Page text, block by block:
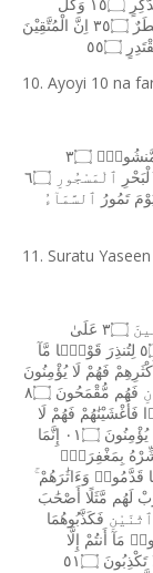
١٥۝ وَكُلُّ
٣٥۝ اِنَّ
الْمُتَّقِيْنَ
٥٥۝
10. Ayoyi 10 na
٣۝
ٱلْمَسْجُورِ ٦۝
تَمُورُ ٱلسَّمَآءُ
11. Suratu
٣۝ عَلَىٰ
لِتُنذِرَ قَوْمًۭا مَّآ
أَكْثَرِهِمْ فَهُمْ لَا يُؤْمِنُونَ
فَهُم مُّقْمَحُونَ ٨۝
فَأَغْشَيْنَٰهُمْ فَهُمْ لَا
يُؤْمِنُونَ ٠١۝
إِنَّمَا
بِمَغْفِرَةٍۢ
قَدَّمُوا۟ وَءَاثَٰرَهُمْ
لَهُم مَّثَلًا أَصْحَٰبَ
ٱثْنَيْنِ فَكَذَّبُوهُمَا
مَآ أَنتُمْ
إِلَّا
تَكْذِبُونَ ٥١۝